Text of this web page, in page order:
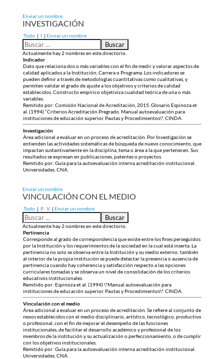
Enviar un nombre
INVESTIGACIÓN
Todo | I | Enviar un nombre
Actualmente hay 2 nombres en este directorio.
Indicador
Dato que relaciona dos o más variables con el fin de medir y valorar aspectos de
calidad aplicados a la Institución, Carrera o Programa. Los indicadores se
pueden definir a través de metodologías cuantitativas como cualitativas, y
permiten validar el grado de ajuste a los objetivos y criterios de calidad
establecidos. Constructo empírico objetiviza cualidad teórica de una o más
variables.
Remitido por: Comisión Nacional de Acreditación, 2015. Glosario Espinoza et
al. (1994) “Criterios Acreditación Pregrado. Manual autoevaluación para
instituciones de educación superior. Pautas y Procedimientos\". CINDA.
Investigación
Área adicional a evaluar en un proceso de acreditación. Por Investigación se
entienden las actividades sistemáticas de búsqueda de nuevo conocimiento, que
impactan sustantivamente en la disciplina, tema o área a la que pertenecen. Sus
resultados se expresan en publicaciones, patentes o proyectos.
Remitido por: Guía para la autoevaluación interna acreditación institucional.
Universidades. CNA.
Enviar un nombre
VINCULACIÓN CON EL MEDIO
Todo | P V | Enviar un nombre
Actualmente hay 2 nombres en este directorio.
Pertinencia
Corresponde al grado de correspondencia que existe entre los fines perseguidos
por la Institución y los requerimientos de la sociedad en la cual está inserta. La
pertinencia no solo se observa entre la Institución y su medio externo; también
al interior de la propia institución se puede detectar la presencia o ausencia de
pertinencia cuando hay coherencia y satisfacción respecto a las opciones
curriculares tomadas y se observa un nivel de consolidación de los criterios
educativos institucionales.
Remitido por: Espinoza et al. (1994) \"Manual autoevaluación para
instituciones de educación superior. Pautas y Procedimientos\". CINDA.
Vinculación con el medio
Área adicional a evaluar en un proceso de acreditación. Se refiere al conjunto de
nexos establecidos con el medio disciplinario, artístico, tecnológico, productivo
o profesional, con el fin de mejorar el desempeño de las funciones
institucionales, de facilitar el desarrollo académico y profesional de los
miembros de la institución y su actualización o perfeccionamiento, o de cumplir
con los objetivos institucionales.
Remitido por: Guía para la autoevaluación interna acreditación institucional.
Universidades. CNA.